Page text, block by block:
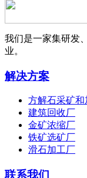
我们是一家集研发
业。
解决方案
方解石采矿和
建筑回收厂
金矿浓缩厂
铁矿选矿厂
滑石加工厂
联系我们